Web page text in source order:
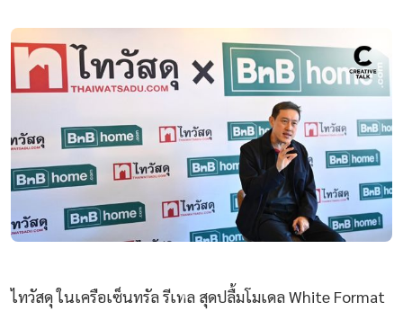
ไทวัสดุ ในเครือเซ็นทรัล รีเทล สุดปลื้มโมเดล White Format